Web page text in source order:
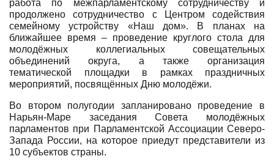
работа по межпарламентскому сотрудничеству и
продолжено сотрудничество с Центром содействия
семейному устройству «Наш дом». В планах на
ближайшее время – проведение круглого стола для
молодёжных коллегиальных совещательных
объединений округа, а такжеорганизация
тематической площадки в рамках праздничных
мероприятий, посвящённых Дню молодёжи.
Во втором полугодии запланировано проведение в
Нарьян-Маре заседания Совета молодёжных
парламентов при Парламентской Ассоциации Северо-
Запада России, на которое приедут представители из
10 субъектов страны.